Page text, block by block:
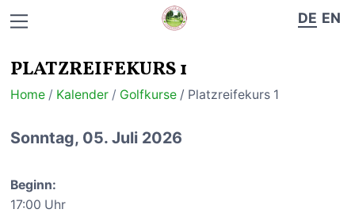
DE EN
PLATZREIFEKURS 1
Home / Kalender / Golfkurse / Platzreifekurs 1
Sonntag, 05. Juli 2026
Beginn:
17:00 Uhr